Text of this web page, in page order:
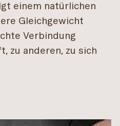
einem natürlichen
Gleichgewicht
Verbindung
zu anderen, zu sich